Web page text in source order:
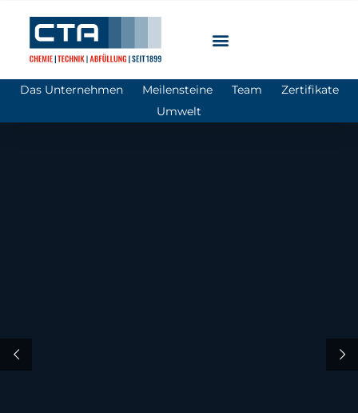
Das Unternehmen Meilensteine Team
Zertifikate
Umwelt